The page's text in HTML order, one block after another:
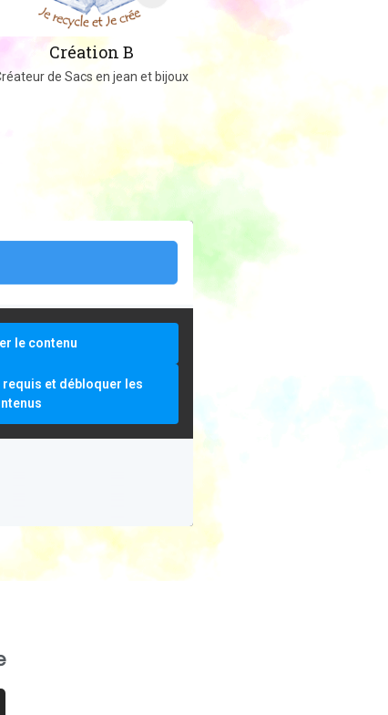
Création B
de Sacs en jean et bijoux
Créations au crochet ou tricot
le contenu
et débloquer les